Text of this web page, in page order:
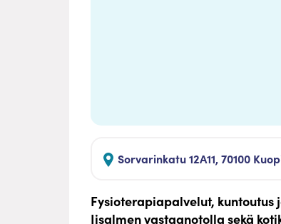
Sorvarinkatu 12A11, 70100
Fysioterapiapalvelut, kuntoutus
Iisalmen vastaanotolla sekä